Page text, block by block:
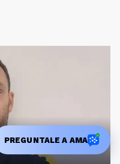
PREGUNTALE A AMA